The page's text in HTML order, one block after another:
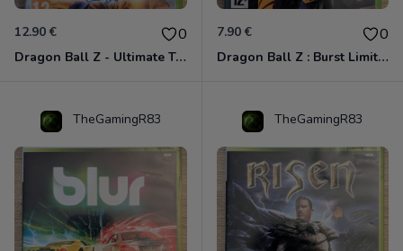
12.90 € 0
Dragon Ball Z - Ultimate Tenkaichi Xbox 360
7.90 € 0
Dragon Ball Z : Burst Limit Xbox 360
TheGamingR83 TheGamingR83